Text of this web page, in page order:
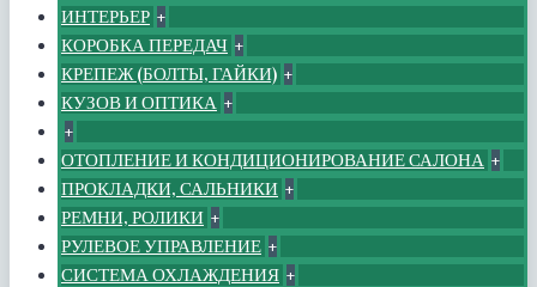
ИНТЕРЬЕР +
КОРОБКА ПЕРЕДАЧ +
КРЕПЕЖ (БОЛТЫ, ГАЙКИ) +
КУЗОВ И ОПТИКА +
+
ОТОПЛЕНИЕ И КОНДИЦИОНИРОВАНИЕ САЛОНА +
ПРОКЛАДКИ, САЛЬНИКИ +
РЕМНИ, РОЛИКИ +
РУЛЕВОЕ УПРАВЛЕНИЕ +
СИСТЕМА ОХЛАЖДЕНИЯ +